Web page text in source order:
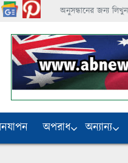
অপরাধ অন্যান্য